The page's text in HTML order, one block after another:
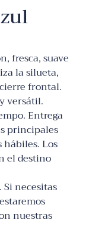
fresca, suave
la silueta,
frontal.
versátil.
Entrega
principales
hábiles. Los
el destino
Si necesitas
nuestras